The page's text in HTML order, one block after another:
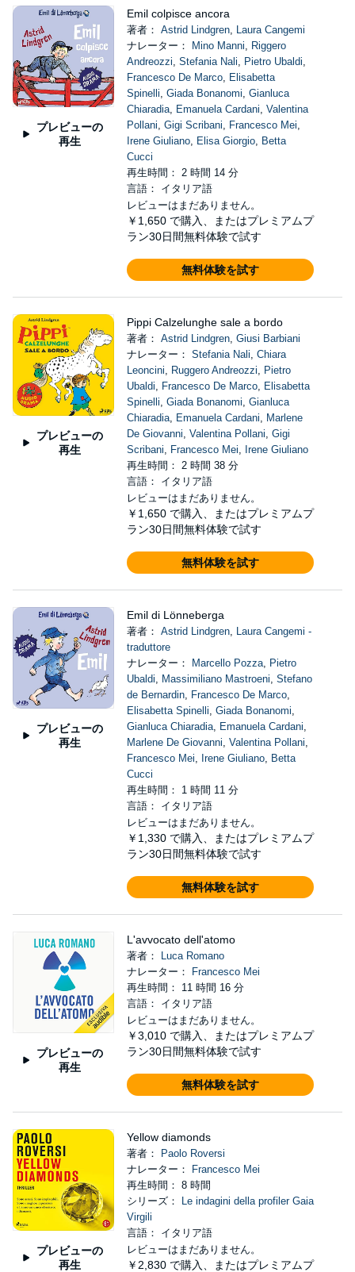
プレビューの
再生
Emil colpisce ancora
著者： Astrid Lindgren, Laura Cangemi
ナレーター：
Mino Manni, Riggero
Andreozzi, Stefania Nali, Pietro Ubaldi,
Francesco De Marco, Elisabetta
Spinelli, Giada Bonanomi, Gianluca
Chiaradia, Emanuela Cardani, Valentina
Pollani, Gigi Scribani, Francesco Mei,
Irene Giuliano, Elisa Giorgio, Betta
Cucci
再生時間： 2 時間 14 分
言語： イタリア語
レビューはまだありません。
￥1,650 で購入、またはプレミアムプ
ラン30日間無料体験で試す
無料体験を試す
プレビューの
再生
Pippi Calzelunghe sale a bordo
著者： Astrid Lindgren, Giusi Barbiani
ナレーター： Stefania Nali, Chiara
Leoncini, Ruggero Andreozzi, Pietro
Ubaldi, Francesco De Marco, Elisabetta
Spinelli, Giada Bonanomi, Gianluca
Chiaradia, Emanuela Cardani, Marlene
De Giovanni, Valentina Pollani, Gigi
Scribani, Francesco Mei, Irene Giuliano
再生時間： 2 時間 38 分
言語： イタリア語
レビューはまだありません。
￥1,650 で購入、またはプレミアムプ
ラン30日間無料体験で試す
無料体験を試す
プレビューの
再生
Emil di Lönneberga
著者： Astrid Lindgren, Laura Cangemi -
traduttore
ナレーター：
Marcello Pozza, Pietro
Ubaldi, Massimiliano Mastroeni, Stefano
de Bernardin, Francesco De Marco,
Elisabetta Spinelli, Giada Bonanomi,
Gianluca Chiaradia, Emanuela Cardani,
Marlene De Giovanni, Valentina Pollani,
Francesco Mei, Irene Giuliano, Betta
Cucci
再生時間： 1 時間 11 分
言語： イタリア語
レビューはまだありません。
￥1,330 で購入、またはプレミアムプ
ラン30日間無料体験で試す
無料体験を試す
プレビューの
再生
L'avvocato dell'atomo
著者：
Luca Romano
ナレーター：
Francesco Mei
再生時間： 11 時間 16 分
言語： イタリア語
レビューはまだありません。
￥3,010 で購入、またはプレミアムプ
ラン30日間無料体験で試す
無料体験を試す
プレビューの
再生
Yellow diamonds
著者：
Paolo Roversi
ナレーター：
Francesco Mei
再生時間： 8 時間
シリーズ：
Le indagini della profiler Gaia
Virgili
言語： イタリア語
レビューはまだありません。
￥2,830 で購入、またはプレミアムプ